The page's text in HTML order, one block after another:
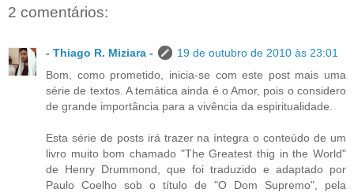
2 comentários:
- Thiago R. Miziara -
19 de outubro de 2010 às 23:01
Bom, como prometido, inicia-se com este post mais uma
série de textos. A temática ainda é o Amor, pois o considero
de grande importância para a vivência da espiritualidade.
Esta série de posts irá trazer na íntegra o conteúdo de um
livro muito bom chamado "The Greatest thig in the World"
de Henry Drummond, que foi traduzido e adaptado por
Paulo Coelho sob o título de "O Dom Supremo", pela